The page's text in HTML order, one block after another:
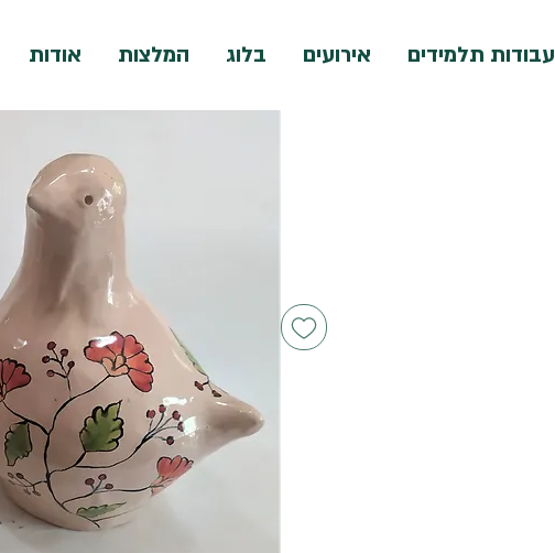
עבודות תלמידים אירועים בלוג המלצות אודות